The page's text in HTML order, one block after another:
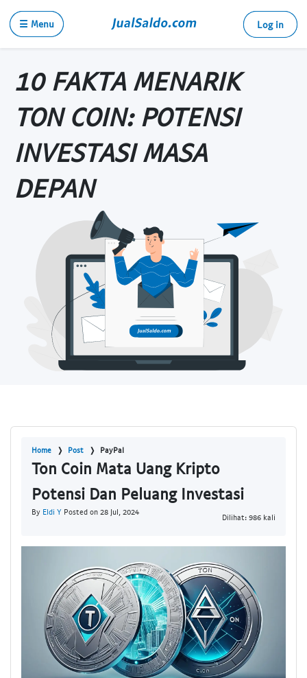
☰ Menu Log in
10 FAKTA MENARIK
TON COIN: POTENSI
INVESTASI MASA
DEPAN
Home Post PayPal
Ton Coin Mata Uang Kripto
Potensi Dan Peluang Investasi
By Eldi Y Posted on 28 Jul, 2024
Dilihat: 986 kali